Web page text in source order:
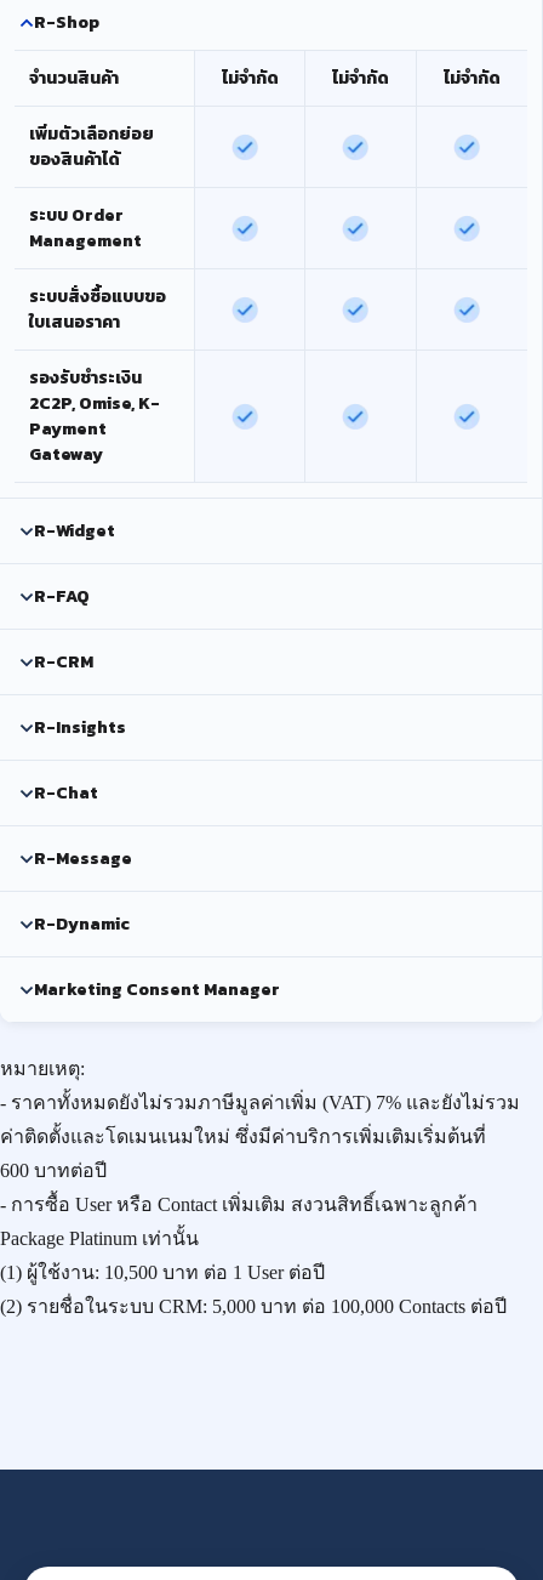
R-Shop
จำนวนสินค้า ไม่จำกัด ไม่จำกัด ไม่จำกัด
เพิ่มตัวเลือกย่อย
ของสินค้าได้
ระบบ Order
Management
ระบบสั่งซื้อแบบขอ
ใบเสนอราคา
รองรับชำระเงิน
2C2P, Omise, K-
Payment
Gateway
R-Widget
R-FAQ
R-CRM
R-Insights
R-Chat
R-Message
R-Dynamic
Marketing Consent Manager
หมายเหตุ:
- ราคาทั้งหมดยังไม่รวมภาษีมูลค่าเพิ่ม (VAT) 7% และยังไม่รวม
ค่าติดตั้งและโดเมนเนมใหม่ ซึ่งมีค่าบริการเพิ่มเติมเริ่มต้นที่
600 บาทต่อปี
- การซื้อ User หรือ Contact เพิ่มเติม สงวนสิทธิ์เฉพาะลูกค้า
Package Platinum เท่านั้น
(1) ผู้ใช้งาน: 10,500 บาท ต่อ 1 User ต่อปี
(2) รายชื่อในระบบ CRM: 5,000 บาท ต่อ 100,000 Contacts ต่อปี